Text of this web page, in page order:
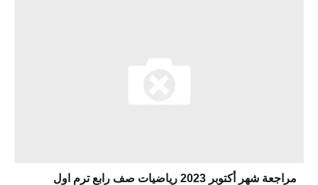
مراجعة شهر أكتوبر 2023 رياضيات صف رابع ترم اول